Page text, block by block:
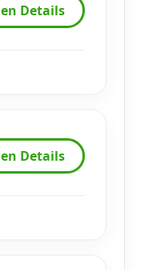
Details
Details